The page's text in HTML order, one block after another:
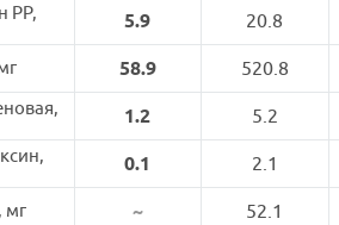
PP, 5.9 20.8
58.9 520.8
1.2 5.2
0.1 2.1
мг ~ 52.1